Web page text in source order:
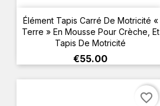
Élément Tapis Carré De Motricité «
Terre » En Mousse Pour Crèche, Et
Tapis De Motricité
Price
€55.00
favorite_border